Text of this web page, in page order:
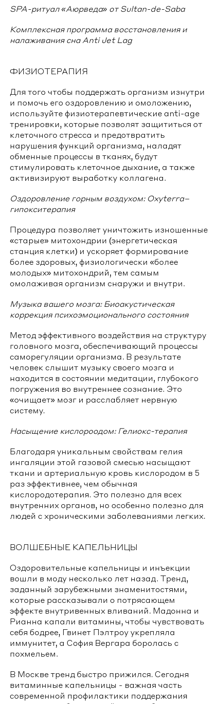
SPA-ритуал «Аюрведа» от Sultan-de-Saba
Комплексная программа восстановления и
налаживания сна Anti Jet Lag
ФИЗИОТЕРАПИЯ
Для того чтобы поддержать организм изнутри
и помочь его оздоровлению и омоложению,
используйте физиотерапевтические anti-age
тренировки, которые позволят защититься от
клеточного стресса и предотвратить
нарушения функций организма, наладят
обменные процессы в тканях, будут
стимулировать клеточное дыхание, а также
активизируют выработку коллагена.
Оздоровление горным воздухом: Oxyterra–
гипокситерапия
Процедура позволяет уничтожить изношенные
«старые» митохондрии (энергетическая
станция клетки) и ускоряет формирование
более здоровых, физиологически «более
молодых» митохондрий, тем самым
омолаживая организм снаружи и внутри.
Музыка вашего мозга: Биоакустическая
коррекция психоэмоционального состояния
Метод эффективного воздействия на структуру
головного мозга, обеспечивающий процессы
саморегуляции организма. В результате
человек слышит музыку своего мозга и
находится в состоянии медитации, глубокого
погружения во внутреннее сознание. Это
«очищает» мозг и расслабляет нервную
систему.
Насыщение кислороодом: Гелиокс-терапия
Благодаря уникальным свойствам гелия
ингаляции этой газовой смесью насыщают
ткани и артериальную кровь кислородом в 5
раз эффективнее, чем обычная
кислородотерапия. Это полезно для всех
внутренних органов, но особенно полезно для
людей с хроническими заболеваниями легких.
ВОЛШЕБНЫЕ КАПЕЛЬНИЦЫ
Оздоровительные капельницы и инъекции
вошли в моду несколько лет назад. Тренд,
заданный зарубежными знаменитостями,
которые рассказывали о потрясающем
эффекте внутривенных вливаний. Мадонна и
Рианна капали витамины, чтобы чувствовать
себя бодрее, Гвинет Пэлтроу укрепляла
иммунитет, а София Вергара боролась с
похмельем.
В Москве тренд быстро прижился. Сегодня
витаминные капельницы - важная часть
современной профилактики поддержания